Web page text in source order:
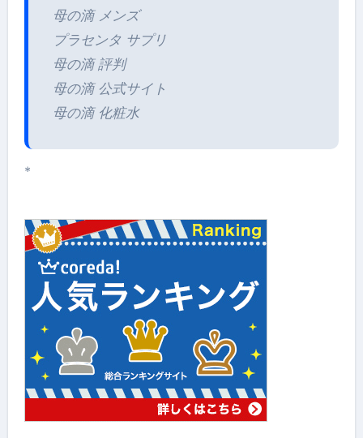
母の滴 メンズ
プラセンタ サプリ
母の滴 評判
母の滴 公式サイト
母の滴 化粧水
*